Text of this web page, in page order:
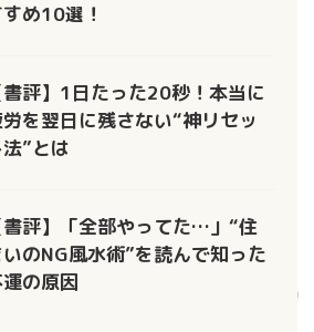
め10選！
書評】1日たった20秒！本当に
を翌日に残さない“神リセッ
法”とは
書評】「全部やってた…」“住
いのNG風水術”を読んで知った
の原因